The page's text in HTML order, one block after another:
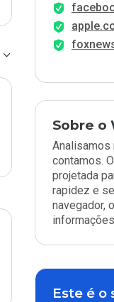
Sobre o
contamos.
projetada
rapidez e
navegador,
Este é o